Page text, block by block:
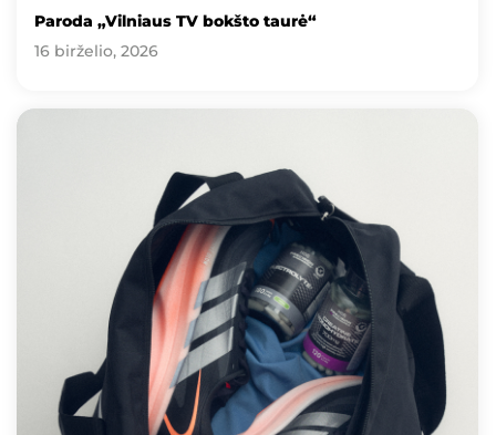
Paroda „Vilniaus TV bokšto taurė“
16 birželio, 2026